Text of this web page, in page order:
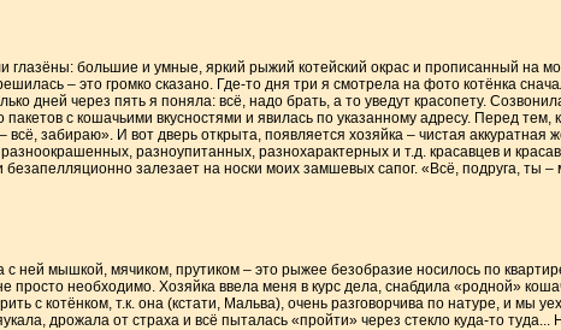
глазёны: большие и умные, яркий рыжий котейский окрас и прописанный на
– это громко сказано. Где-то дня три я смотрела на фото котёнка
дней через пять я поняла: всё, надо брать, а то уведут красопету.
пакетов с кошачьими вкусностями и явилась по указанному адресу. Перед
всё, забираю». И вот дверь открыта, появляется хозяйка – чистая
разноупитанных, разнохарактерных и т.д. красавцев и
безапелляционно залезает на носки моих замшевых сапог. «Всё, подруга, ты –
с ней мышкой, мячиком, прутиком – это рыжее безобразие носилось по
просто необходимо. Хозяйка ввела меня в курс дела, снабдила «родной»
с котёнком, т.к. она (кстати, Мальва), очень разговорчива по натуре, и мы
дрожала от страха и всё пыталась «пройти» через стекло куда-то туда...